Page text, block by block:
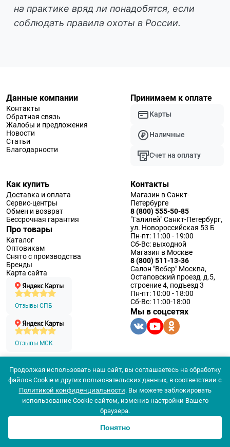
на практике вряд ли понадобятся, если
соблюдать правила охоты в России.
Данные компании
Контакты
Обратная связь
Жалобы и предложения
Новости
Статьи
Благодарности
Принимаем к оплате
Карты
Наличные
Счет на оплату
Как купить
Доставка и оплата
Сервис-центры
Обмен и возврат
Бессрочная гарантия
Про товары
Каталог
Оптовикам
Снято с производства
Бренды
Карта сайта
Отзывы СПБ
Отзывы МСК
Контакты
Магазин в Санкт-
Петербурге
8 (800) 555-50-85
"Галилей" Санкт-Петербург,
ул. Новороссийская 53 Б
Пн-пт: 11:00 - 19:00
Сб-Вс: выходной
Магазин в Москве
8 (800) 511-13-36
Салон "Вебер" Москва,
Остаповский проезд, д.5,
строение 4, подъезд 3
Пн-пт: 10:00 - 18:00
Сб-Вс: 11:00-18:00
Мы в соцсетях
© 1994 — 2026 ООО «Наблюдательные приборы»
Политика конфеденциальности
Согласие на обработку персональных данных
Согласие использования
Продолжая использовать наш сайт, вы соглашаетесь на обработку
файлов Cookie и других пользовательских данных, в соответствии с
Политикой конфиденциальности. Вы можете заблокировать
использование Cookie сайтом, изменив настройки Вашего
браузера.
Понятно